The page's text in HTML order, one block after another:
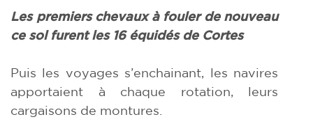
Les premiers chevaux à fouler denouveau
ce sol furent les 16 équidés de Cortes
Puis les voyages s’enchainant, les navires
apportaient à chaque rotation, leurs
cargaisons de montures.